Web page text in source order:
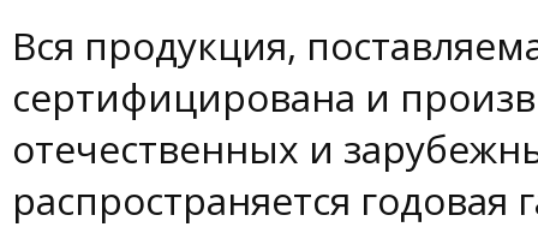
Вся продукция,
сертифицирована и
отечественных и
распространяется